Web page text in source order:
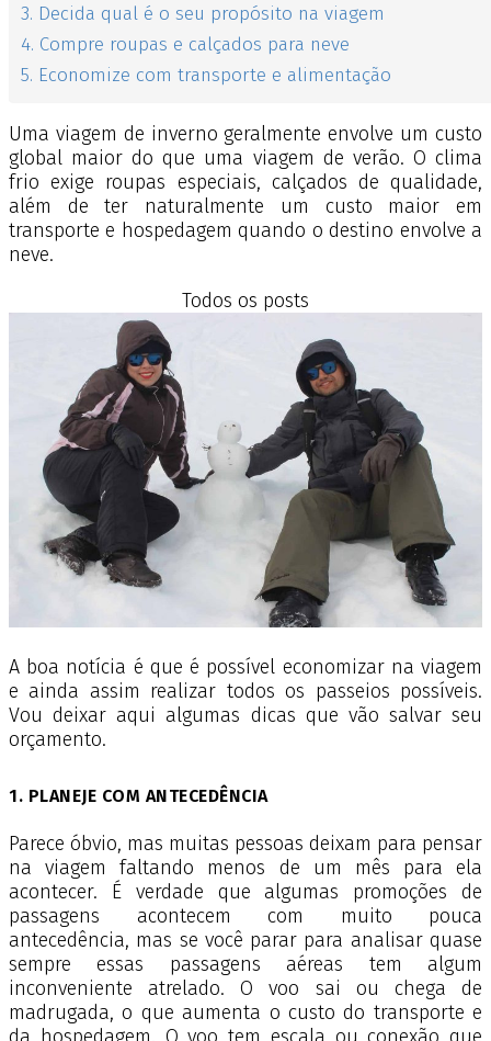
3. Decida qual é o seu propósito na viagem
4. Compre roupas e calçados para neve
5. Economize com transporte e alimentação
Uma viagem de inverno geralmente envolve um custo
global maior do que uma viagem de verão. O clima
frio exige roupas especiais, calçados de qualidade,
além de ter naturalmente um custo maior em
transporte e hospedagem quando o destino envolve a
neve.
Todos os posts
A boa notícia é que é possível economizar na viagem
e ainda assim realizar todos os passeios possíveis.
Vou deixar aqui algumas dicas que vão salvar seu
orçamento.
1. PLANEJE COM ANTECEDÊNCIA
Parece óbvio, mas muitas pessoas deixam para pensar
na viagem faltando menos de um mês para ela
acontecer. É verdade que algumas promoções de
passagens acontecem com muito pouca
antecedência, mas se você parar para analisar quase
sempre essas passagens aéreas tem algum
inconveniente atrelado. O voo sai ou chega de
madrugada, o que aumenta o custo do transporte e
da hospedagem. O voo tem escala ou conexão que